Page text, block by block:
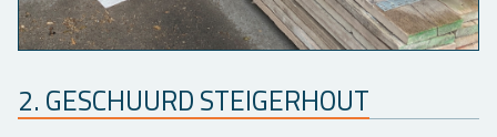
2. GE­SCHUURD STEI­GER­HOUT